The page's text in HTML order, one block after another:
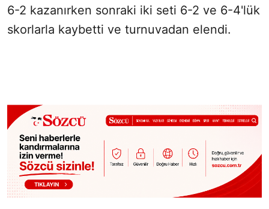
6-2 kazanırken sonraki iki seti 6-2 ve 6-4'lük
skorlarla kaybetti ve turnuvadan elendi.